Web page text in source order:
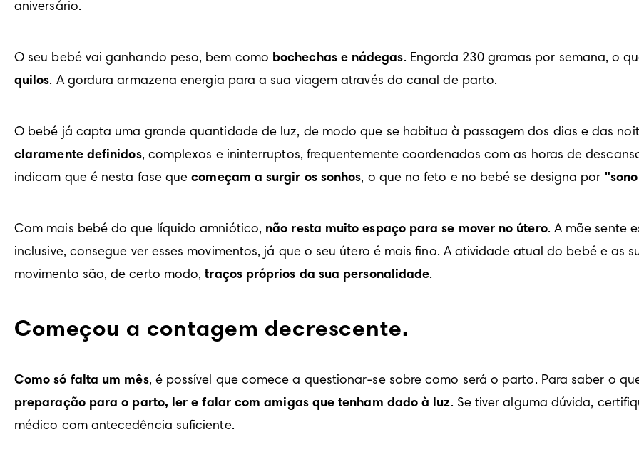
aniversário.
O seu bebé vai ganhando peso, bem como bochechas e nádegas. Engorda 230 gramas por semana, o
quilos. A gordura armazena energia para a sua viagem através do canal de parto.
O bebé já capta uma grande quantidade de luz, de modo que se habitua à passagem dos dias e das
claramente definidos, complexos e ininterruptos, frequentemente coordenados com as horas de
indicam que é nesta fase que começam a surgir os sonhos, o que no feto e no bebé se designa por
Com mais bebé do que líquido amniótico, não resta muito espaço para se mover no útero. A mãe sente
inclusive, consegue ver esses movimentos, já que o seu útero é mais fino. A atividade atual do bebé e as
movimento são, de certo modo, traços próprios da sua personalidade.
Começou a contagem decrescente.
Como só falta um mês, é possível que comece a questionar-se sobre como será o parto. Para saber o
preparação para o parto, ler e falar com amigas que tenham dado à luz. Se tiver alguma dúvida,
médico com antecedência suficiente.